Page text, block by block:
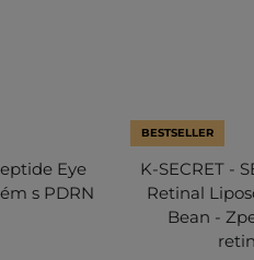
Eye
s PDRN
BESTSELLER
K-SECRET -
Retinal
Bean -